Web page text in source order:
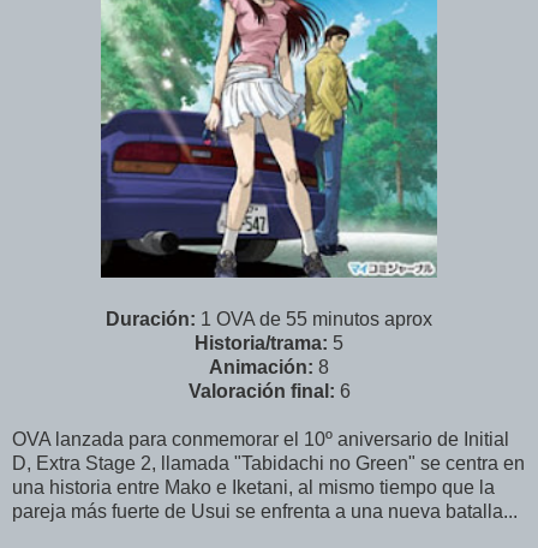
Duración: 1 OVA de 55 minutos aprox
Historia/trama: 5
Animación: 8
Valoración final: 6
OVA lanzada para conmemorar el 10º aniversario de Initial
D, Extra Stage 2, llamada "Tabidachi no Green" se centra en
una historia entre Mako e Iketani, al mismo tiempo que la
pareja más fuerte de Usui se enfrenta a una nueva batalla...